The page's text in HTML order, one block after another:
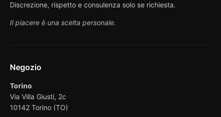
Discrezione, rispetto e consulenza solo se richiesta.
Il piacere è una scelta personale.
Negozio
Torino
Via Villa Giusti, 2c
10142 Torino (TO)